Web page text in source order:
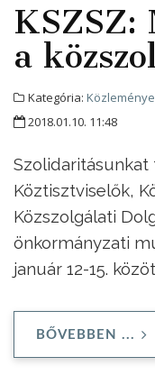
KSZSZ:
a
Kategória:
2018.01.10. 11:48
Szolidaritásunkat
Köztisztviselők,
Közszolgálati
önkormányzati
január 12-15.
BŐVEBBEN ...